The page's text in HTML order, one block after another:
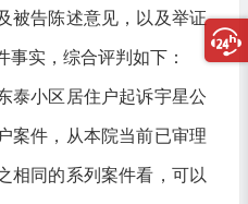
被告陈述意见，以及举证
事实，综合评判如下：
泰小区居住户起诉宇星公
案件，从本院当前已审理
相同的系列案件看，可以